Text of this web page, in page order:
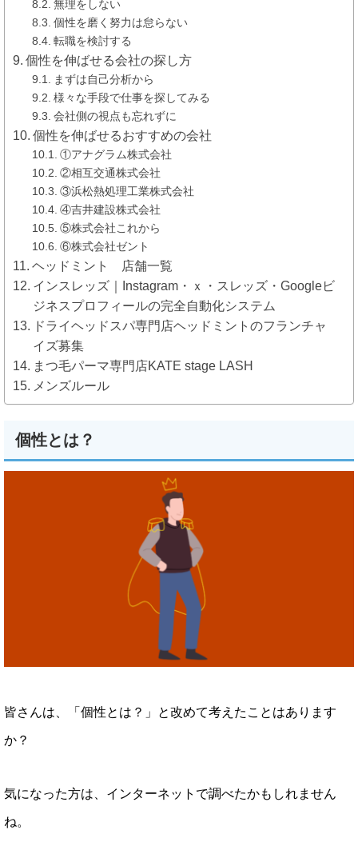
無理をしない
個性を磨く努力は怠らない
転職を検討する
個性を伸ばせる会社の探し方
まずは自己分析から
様々な手段で仕事を探してみる
会社側の視点も忘れずに
個性を伸ばせるおすすめの会社
①アナグラム株式会社
②相互交通株式会社
③浜松熱処理工業株式会社
④吉井建設株式会社
⑤株式会社これから
⑥株式会社ゼント
ヘッドミント 店舗一覧
インスレッズ｜Instagram・ｘ・スレッズ・Googleビ
ジネスプロフィールの完全自動化システム
ドライヘッドスパ専門店ヘッドミントのフランチャ
イズ募集
まつ毛パーマ専門店KATE stage LASH
メンズルール
個性とは？
皆さんは、「個性とは？」と改めて考えたことはあります
か？
気になった方は、インターネットで調べたかもしれません
ね。